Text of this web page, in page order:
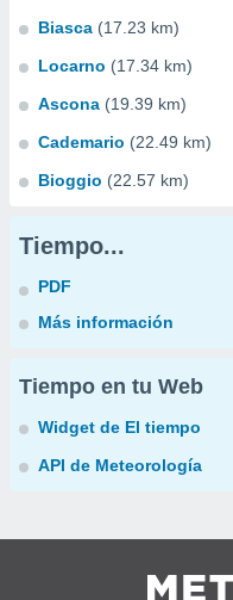
Biasca (17.23 km)
Locarno (17.34 km)
Ascona (19.39 km)
Cademario (22.49 km)
Bioggio (22.57 km)
Tiempo...
PDF
Más información
Tiempo en tu Web
Widget de El tiempo
API de Meteorología